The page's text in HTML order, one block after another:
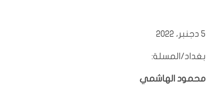
5 دجنبر، 2022
بغداد/المسلة:
محمود الهاشمي